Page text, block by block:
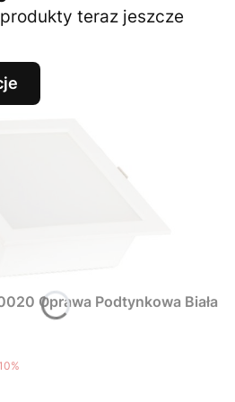
teraz jeszcze
Oprawa Podtynkowa Biała